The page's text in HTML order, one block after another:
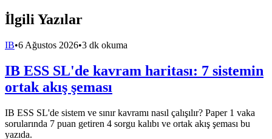
İlgili Yazılar
IB•6 Ağustos 2026•3 dk okuma
IB ESS SL'de kavram haritası: 7 sistemin
ortak akış şeması
IB ESS SL'de sistem ve sınır kavramı nasıl çalışılır? Paper 1 vaka
sorularında 7 puan getiren 4 sorgu kalıbı ve ortak akış şeması bu
yazıda.